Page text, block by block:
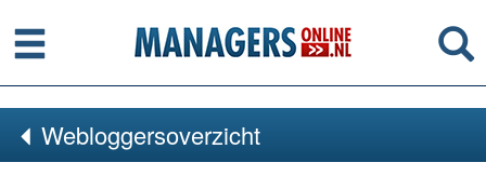
Menu
Webloggersoverzicht